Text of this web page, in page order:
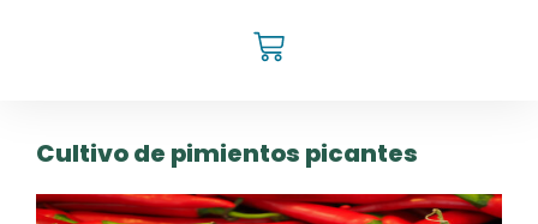
Cultivo de pimientos picantes